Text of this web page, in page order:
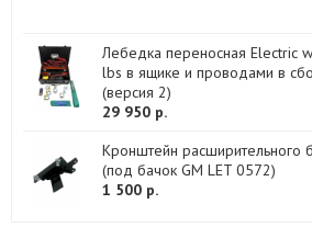
Лебедка переносная Electric
lbs в ящике и проводами в
(версия 2)
29 950 р.
Кронштейн расширительного
(под бачок GM LET 0572)
1 500 р.